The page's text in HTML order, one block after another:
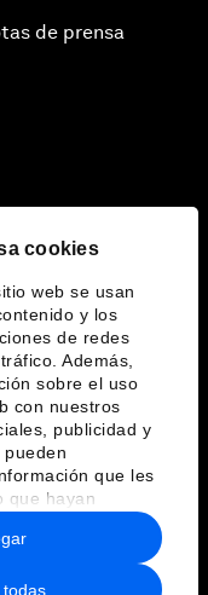
cookies
web se usan
y los
de redes
Además,
sobre el uso
con nuestros
publicidad y
que les
que hayan
que haya
todas
de prensa
de uso